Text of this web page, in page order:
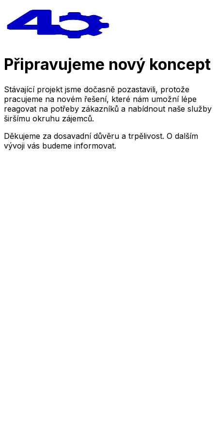
Připravujeme nový koncept
Stávající projekt jsme dočasně pozastavili, protože
pracujeme na novém řešení, které nám umožní lépe
reagovat na potřeby zákazníků a nabídnout naše služby
širšímu okruhu zájemců.
Děkujeme za dosavadní důvěru a trpělivost. O dalším
vývoji vás budeme informovat.